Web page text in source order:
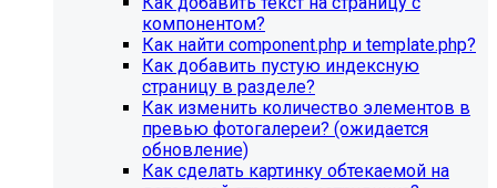
благотворительного фонда, SIMAI: Сайт детского сада,
SIMAI: Сайт компании, SIMAI: Сайт конференции, SIMAI:
Сайт медицинской организации, SIMAI: Сайт
музыкальной школы, SIMAI: Сайт РЖД медицина, SIMAI:
Сайт санатория, SIMAI: Сайт сельского поселения, SIMAI:
Сайт совета муниципальных образований, SIMAI: Сайт
спортивной школы, SIMAI: Сайт управления делами,
SIMAI: Сайт учебного центра, SIMAI: Сайт
художественной школы, SIMAI: Сайт школы
компонентом?
Как найти component.php и template.php?
Как добавить пустую индексную
страницу в разделе?
Как изменить количество элементов в
превью фотогалереи? (ожидается
обновление)
Как сделать картинку обтекаемой на